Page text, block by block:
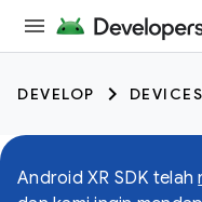
DEVELOP DEVICES
Android XR SDK telah